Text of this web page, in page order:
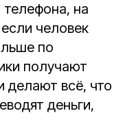
на
человек
по
получают
делают всё, что
деньги,